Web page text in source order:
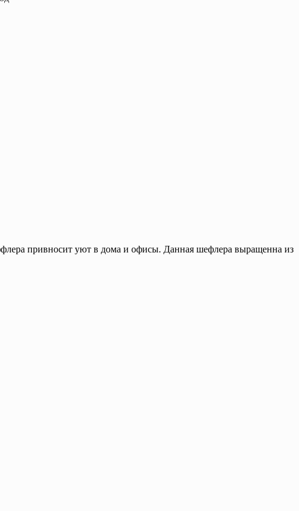
привносит уют в дома и офисы. Данная шефлера выращенна из